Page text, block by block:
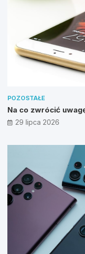
POZOSTAŁE
Na co zwrócić
29 lipca 2026